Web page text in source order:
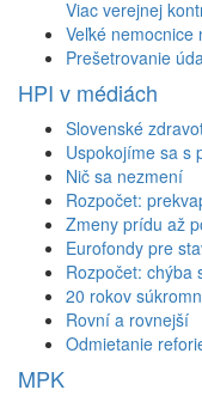
Viac verejnej
Veľké nemocnice
Prešetrovanie
HPI v médiách
Slovenské
Uspokojíme sa s
Nič sa nezmení
Rozpočet:
Zmeny prídu až
Eurofondy pre
Rozpočet: chýba
20 rokov
Rovní a rovnejší
Odmietanie
MPK